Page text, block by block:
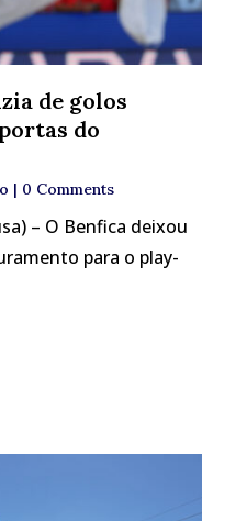
de golos
do
| 0 Comments
– O Benfica deixou
para o play-